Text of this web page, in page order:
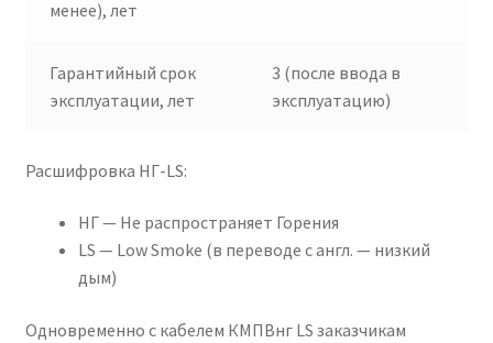
менее), лет
Гарантийный срок
эксплуатации, лет
3 (после ввода в
эксплуатацию)
Расшифровка НГ-LS:
НГ — Не распространяет Горения
LS — Low Smoke (в переводе с англ. — низкий
дым)
Одновременно с кабелем КМПВнг LS заказчикам